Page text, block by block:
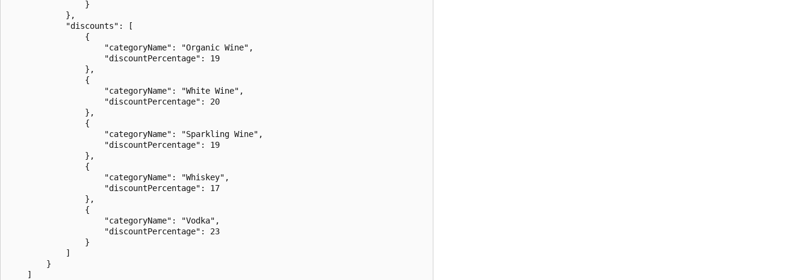
                }
            },
            "discounts": [
                {
                    "categoryName": "Organic Wine",
                    "discountPercentage": 19
                },
                {
                    "categoryName": "White Wine",
                    "discountPercentage": 20
                },
                {
                    "categoryName": "Sparkling Wine",
                    "discountPercentage": 19
                },
                {
                    "categoryName": "Whiskey",
                    "discountPercentage": 17
                },
                {
                    "categoryName": "Vodka",
                    "discountPercentage": 23
                }
            ]
        }
    ]